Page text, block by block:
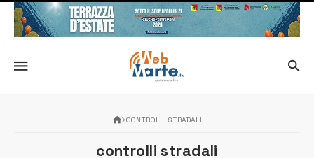
CONTROLLI STRADALI
controlli stradali